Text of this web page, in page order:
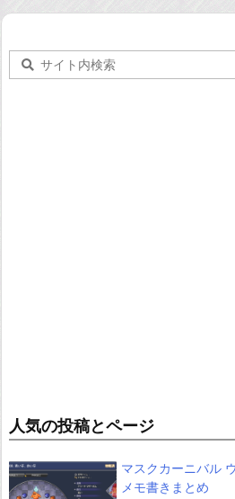
人気の投稿とページ
マスクカーニバル
メモ書きまとめ